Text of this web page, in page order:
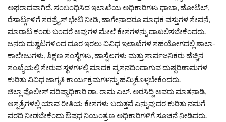
ಅಫರಾದವಾಗಿದೆ. ಸಂಬಂಧಿಸಿದ ಇಲಾಖೆಯ ಅಧಿಕಾರಿಗಳು ಧಾಬಾ, ಹೋಟೆಲ್,
ರೆಸಾರ್ಟ್ಗಳಿಗೆ ಸರಪ್ರೈಸ್ ಭೇಟಿ ನೀಡಿ, ಹಾಗೇನಾದರೂ ಮಾಧಕ ವಸ್ತುಗಳ ಸೇವನೆ,
ಮಾರಾಟ ಕಂಡು ಬಂದರೆ ಅವುಗಳ ಮೇಲೆ ಕೇಸಗಳನ್ನು ದಾಖಲಿಸಬೇಕೆಂದರು.
ಜನರು ದುಶ್ವಟಗಳಿಂದ ದೂರ ಇರಲು ವಿವಿಧ ಇಲಾಖೆಗಳ ಸಹಯೋಗದಲ್ಲಿ ಶಾಲಾ-
ಕಾಲೇಜುಗಳು, ಶಿಕ್ಷಣ ಸಂಸ್ಥೆಗಳು, ಹಾಸ್ಟೆಲಗಳು ಮತ್ತು ಸಾರ್ವಜನಿಕರು ಹೆಚ್ಚಿನ
ಸಂಖ್ಯೆಯಲ್ಲಿ ಸೇರುವ ಸ್ಥಳಗಳಲ್ಲಿ ಮಾದಕ ವ್ಯಸನದಿಂದಾಗುವ ದುಷ್ಪರಿಣಾಮಗಳ
ಕುರಿತು ವಿವಿಧ ಜಾಗೃತಿ ಕಾರ್ಯಕ್ರಮಗಳನ್ನು ಹಮ್ಮಿಕೊಳ್ಳಬೇಕೆಂದರು.
ಜಿಲ್ಲಾ ಪೊಲೀಸ್ ವರಿಷ್ಠಾಧಿಕಾರಿ ಡಾ. ರಾಮ ಎಲ್. ಅರಸಿದ್ದಿ ಅವರು ಮಾತನಾಡಿ,
ಆಸ್ಪತ್ರೆಗಳಲ್ಲಿ ಯಾವ ರೀತಿಯ ಕೇಸಗಳು ಬರುತ್ತವೆ ಎನ್ನುವುದರ ಕುರಿತು ನಮಗೆ
ವರದಿ ನೀಡಬೇಕೆಂದು ಔಷಧ ನಿಯಂತ್ರಣ ಅಧಿಕಾರಿಗಳಿಗೆ ಸೂಚನೆ ನೀಡಿದರು.